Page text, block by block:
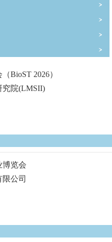
BioST 2026）
究院(LMSII)
博览会
公司